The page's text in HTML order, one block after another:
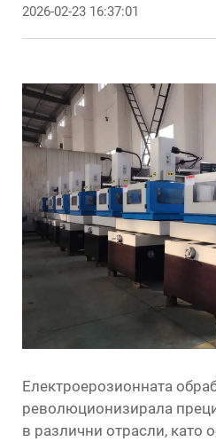
2026-02-23 16:37:01
Електроерозионната
революционизирала
в различни отрасли, като